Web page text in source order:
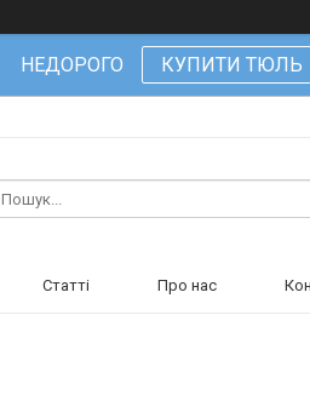
НЕДОРОГО КУПИТИ ТЮЛЬ
Статті Про нас